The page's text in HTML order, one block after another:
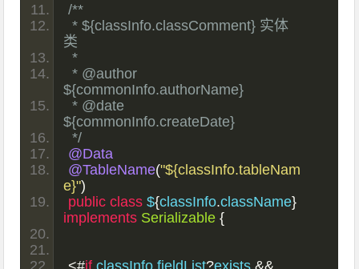
/**
* ${classInfo.classComment} 实体
类
*
* @author
${commonInfo.authorName}
* @date
${commonInfo.createDate}
*/
@Data
@TableName("${classInfo.tableNam
e}")
public class ${classInfo.className}
implements Serializable {
<#if classInfo.fieldList?exists &&